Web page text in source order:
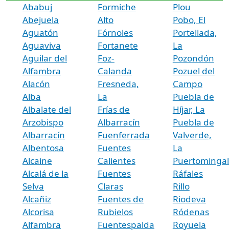
Ababuj
Abejuela
Aguatón
Aguaviva
Aguilar del
Alfambra
Alacón
Alba
Albalate del
Arzobispo
Albarracín
Albentosa
Alcaine
Alcalá de la
Selva
Alcañiz
Alcorisa
Alfambra
Formiche
Alto
Fórnoles
Fortanete
Foz-
Calanda
Fresneda,
La
Frías de
Albarracín
Fuenferrada
Fuentes
Calientes
Fuentes
Claras
Fuentes de
Rubielos
Fuentespalda
Plou
Pobo, El
Portellada,
La
Pozondón
Pozuel del
Campo
Puebla de
Híjar, La
Puebla de
Valverde,
La
Ráfales
Rillo
Riodeva
Ródenas
Royuela